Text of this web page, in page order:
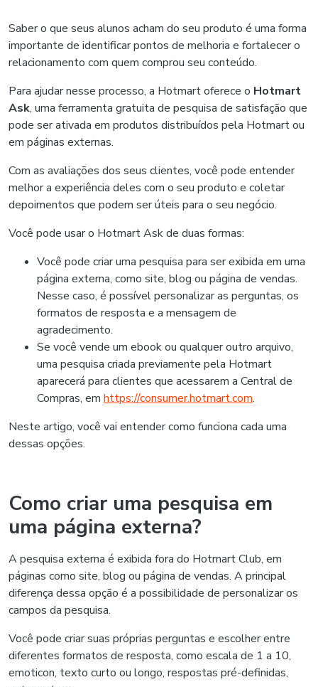
Saber o que seus alunos acham do seu produto é uma forma
importante de identificar pontos de melhoria e fortalecer o
relacionamento com quem comprou seu conteúdo.
Para ajudar nesse processo, a Hotmart oferece o Hotmart
Ask, uma ferramenta gratuita de pesquisa de satisfação que
pode ser ativada em produtos distribuídos pela Hotmart ou
em páginas externas.
Com as avaliações dos seus clientes, você pode entender
melhor a experiência deles com o seu produto e coletar
depoimentos que podem ser úteis para o seu negócio.
Você pode usar o Hotmart Ask de duas formas:
Você pode criar uma pesquisa para ser exibida em uma
página externa, como site, blog ou página de vendas.
Nesse caso, é possível personalizar as perguntas, os
formatos de resposta e a mensagem de
agradecimento.
Se você vende um ebook ou qualquer outro arquivo,
uma pesquisa criada previamente pela Hotmart
aparecerá para clientes que acessarem a Central de
Compras, em https://consumer.hotmart.com.
Neste artigo, você vai entender como funciona cada uma
dessas opções.
Como criar uma pesquisa em
uma página externa?
A pesquisa externa é exibida fora do Hotmart Club, em
páginas como site, blog ou página de vendas. A principal
diferença dessa opção é a possibilidade de personalizar os
campos da pesquisa.
Você pode criar suas próprias perguntas e escolher entre
diferentes formatos de resposta, como escala de 1 a 10,
emoticon, texto curto ou longo, respostas pré-definidas,